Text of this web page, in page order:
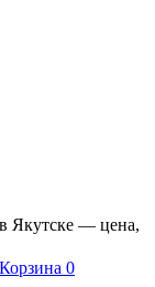
Якутске — цена,
Корзина 0